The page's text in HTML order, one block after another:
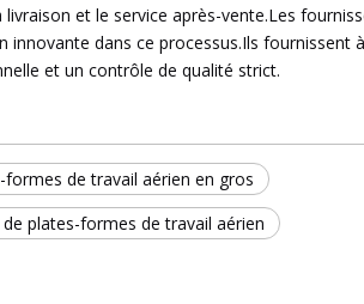
et le service après-vente.Les
dans ce processus.Ils fournissent
et un contrôle de qualité strict.
formes de travail aérien en gros
plates-formes de travail aérien